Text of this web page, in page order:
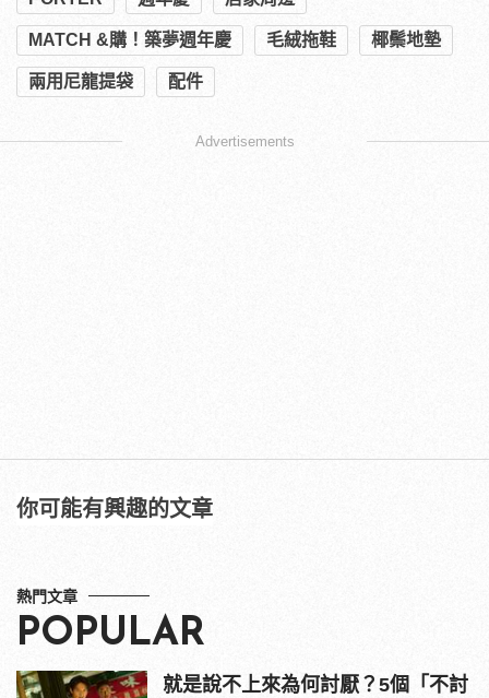
MATCH &購！築夢週年慶 毛絨拖鞋 椰鬃地墊
兩用尼龍提袋 配件
Advertisements
你可能有興趣的文章
熱門文章
POPULAR
就是說不上來為何討厭？5個「不討